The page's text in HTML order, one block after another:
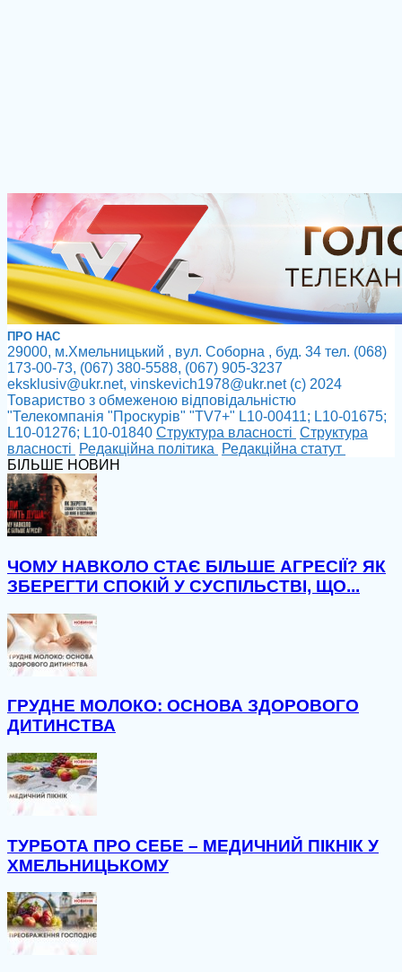
ПРО НАС
29000, м.Хмельницький , вул. Соборна , буд. 34 тел. (068)
173-00-73, (067) 380-5588, (067) 905-3237
eksklusiv@ukr.net, vinskevich1978@ukr.net (с) 2024
Товариство з обмеженою відповідальністю
"Телекомпанія "Проскурів" "TV7+" L10-00411; L10-01675;
L10-01276; L10-01840 Cтруктура власності Cтруктура
власності
Редакційна політика
Редакційна статут
БІЛЬШЕ НОВИН
ЧОМУ НАВКОЛО СТАЄ БІЛЬШЕ АГРЕСІЇ? ЯК
ЗБЕРЕГТИ СПОКІЙ У СУСПІЛЬСТВІ, ЩО...
ГРУДНЕ МОЛОКО: ОСНОВА ЗДОРОВОГО
ДИТИНСТВА
ТУРБОТА ПРО СЕБЕ – МЕДИЧНИЙ ПІКНІК У
ХМЕЛЬНИЦЬКОМУ